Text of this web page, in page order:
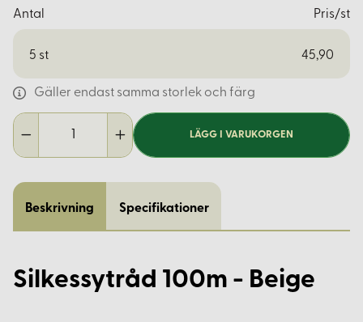
Antal Pris/st
5 st 45,90
Gäller endast samma storlek och färg
LÄGG I VARUKORGEN
Beskrivning Specifikationer
Silkessytråd 100m - Beige